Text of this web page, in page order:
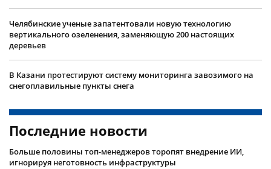
Челябинские ученые запатентовали новую технологию
вертикального озеленения, заменяющую 200 настоящих
деревьев
В Казани протестируют систему мониторинга завозимого на
снегоплавильные пункты снега
Последние новости
Больше половины топ-менеджеров торопят внедрение ИИ,
игнорируя неготовность инфраструктуры